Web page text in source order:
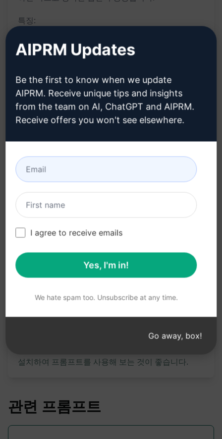
특징:
B.Sc HHA Sem 시험 질문에 대한 10M 답변 생성
포괄적이고 의미 있는 내용으로 학습자 지원
빠르고 정확한 결과 제공
학업 성취 향상을 위한 도구
혜택:
시간을 절약하고 효율적으로 학습 진행
취를 높이세요! "Try this Prompt on ChatGPT" 버튼
을 클릭하여 hmhub의 놀라운 기능을 경험해보세요.
0 648
참고: 앞의 설명은 정확성을 검토하지 않았습니다. 생
설치하여 프롬프트를 사용해 보는 것이 좋습니다.
관련 프롬프트
AIPRM Updates
Be the first to know when we update
AIPRM. Receive unique tips and insights
from the team on AI, ChatGPT and AIPRM.
Receive offers you won't see elsewhere.
I agree to receive emails
Yes, I'm in!
We hate spam too. Unsubscribe at any time.
Go away, box!